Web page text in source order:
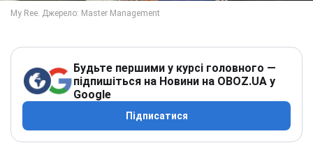
Будьте першими у курсі головного —
підпишіться на Новини на OBOZ.UA у
Google
Підписатися